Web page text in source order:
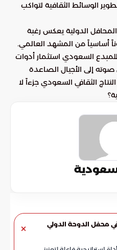
الوسائط الثقافية لتواكب
الدولية يعكس رغبة
أساسياً من المشهد العالمي.
السعودي استثمار أدوات
إلى الأجيال الصاعدة
الثقافي السعودي جزءاً لا
محفل الدوحة الدولي